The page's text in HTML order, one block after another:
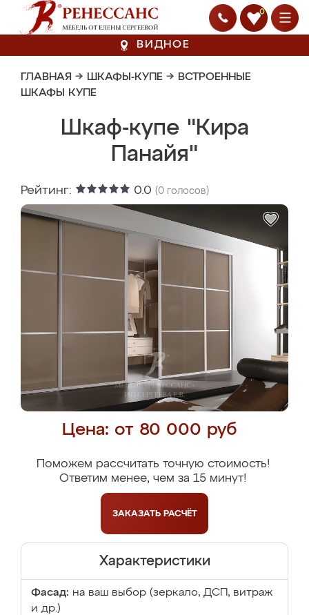
0
ВИДНОЕ
ГЛАВНАЯ → ШКАФЫ-КУПЕ → ВСТРОЕННЫЕ
ШКАФЫ КУПЕ
Шкаф-купе "Кира
Панайя"
Рейтинг: 0.0 (0 голосов)
Цена: от 80 000 руб
Поможем рассчитать точную стоимость!
Ответим менее, чем за 15 минут!
ЗАКАЗАТЬ РАСЧЁТ
Характеристики
Фасад: на ваш выбор (зеркало, ДСП, витраж
и др.)